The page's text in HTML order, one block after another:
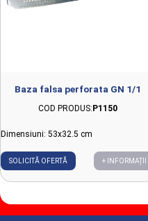
Baza falsa perforata GN 1/1
COD PRODUS:P1150
Dimensiuni: 53x32.5 cm
SOLICITĂ OFERTĂ + INFORMAȚII